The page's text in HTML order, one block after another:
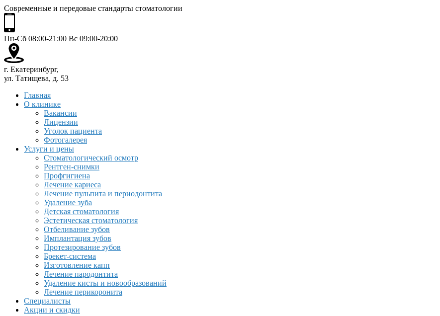
Современные и передовые стандарты стоматологии
Пн-Сб 08:00-21:00 Вс 09:00-20:00
г. Екатеринбург,
ул. Татищева, д. 53
Главная
О клинике
Вакансии
Лицензии
Уголок пациента
Фотогалерея
Услуги и цены
Стоматологический осмотр
Рентген-снимки
Профгигиена
Лечение кариеса
Лечение пульпита и периодонтита
Удаление зуба
Детская стоматология
Эстетическая стоматология
Отбеливание зубов
Имплантация зубов
Протезирование зубов
Брекет-система
Изготовление капп
Лечение пародонтита
Удаление кисты и новообразований
Лечение перикоронита
Специалисты
Акции и скидки